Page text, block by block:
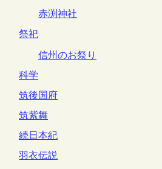
赤渕神社
祭祀
信州のお祭り
科学
筑後国府
筑紫舞
続日本紀
羽衣伝説